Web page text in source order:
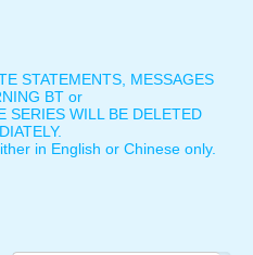
STATEMENTS, MESSAGES
BT or
SERIES WILL BE DELETED
in English or Chinese only.